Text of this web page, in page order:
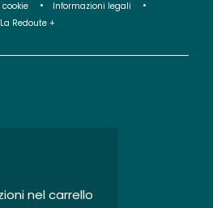
Informazioni legali
Redoute +
nel carrello